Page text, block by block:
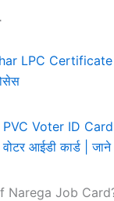
LPC Certificate
PVC Voter ID Card
वोटर आईडी कार्ड | जाने
Narega Job